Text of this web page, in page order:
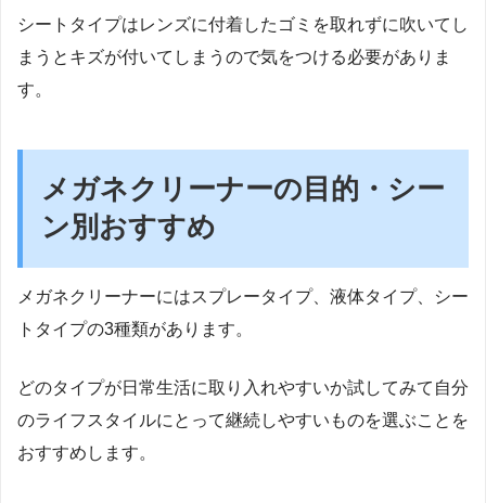
シートタイプはレンズに付着したゴミを取れずに吹いてし
まうとキズが付いてしまうので気をつける必要がありま
す。
メガネクリーナーの目的・シー
ン別おすすめ
メガネクリーナーにはスプレータイプ、液体タイプ、シー
トタイプの3種類があります。
どのタイプが日常生活に取り入れやすいか試してみて自分
のライフスタイルにとって継続しやすいものを選ぶことを
おすすめします。